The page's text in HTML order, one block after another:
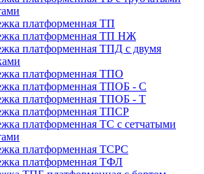
платформенная ТП
платформенная ТП НЖ
платформенная ТПД с двумя
платформенная ТПО
платформенная ТПОБ - С
платформенная ТПОБ - Т
платформенная ТПСР
платформенная ТС с сетчатыми
платформенная ТСРС
платформенная ТФЛ